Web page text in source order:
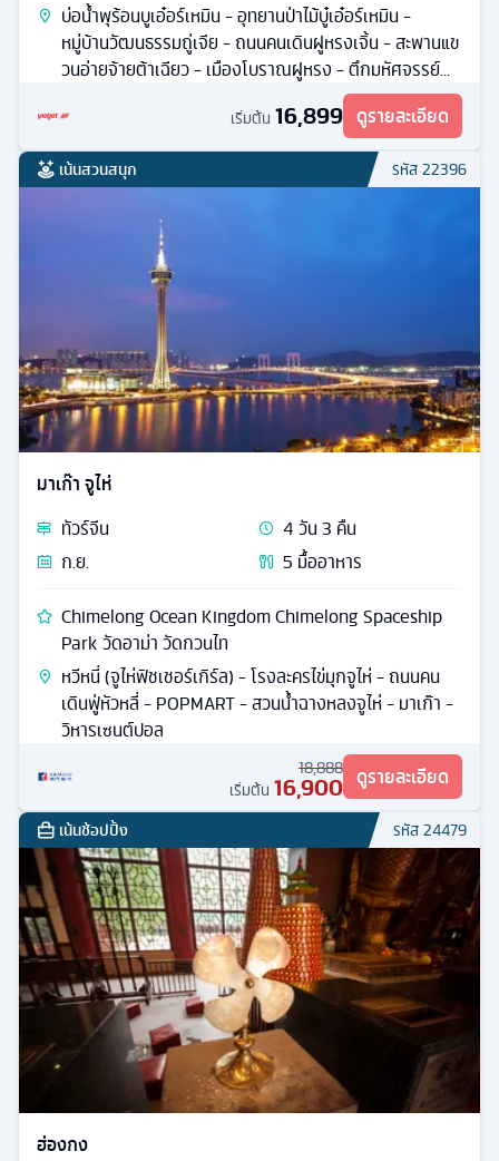
บ่อน้ำพุร้อนบูเอ๋อร์เหมิน - อุทยานป่าไม้บู๋เอ๋อร์เหมิน -
หมู่บ้านวัฒนธรรมถู่เจีย - ถนนคนเดินฝูหรงเจิ้น - สะพานแข
วนอ่ายจ้ายต้าเฉียว - เมืองโบราณฝูหรง - ตึกมหัศจรรย์
เริ่มต้น 16,899 ดูรายละเอียด
เน้นสวนสนุก รหัส22396
มาเก๊า จูไห่
ทัวร์จีน 4วัน3 คืน
ก.ย.
5 มื้ออาหาร
Chimelong Ocean Kingdom Chimelong Spaceship
Park วัดอาม่า วัดกวนไท
หวีหนี่ (จูไห่ฟิชเชอร์เกิร์ล) - โรงละครไข่มุกจูไห่ - ถนนคน
เดินฟู่หัวหลี่ - POPMART - สวนน้ำฉางหลงจูไห่ - มาเก๊า -
วิหารเซนต์ปอล
18,888
เริ่มต้น 16,900 ดูรายละเอียด
เน้นช้อปปิ้ง รหัส24479
ฮ่องกง